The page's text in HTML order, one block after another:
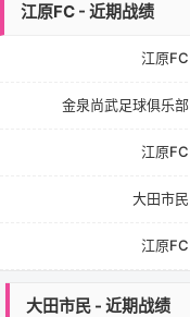
江原FC - 近期战绩
江原FC
金泉尚武足球俱乐部
江原FC
大田市民
江原FC
大田市民 - 近期战绩